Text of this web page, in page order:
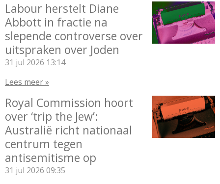
Labour herstelt Diane
Abbott in fractie na
slepende controverse over
uitspraken over Joden
31 jul 2026 13:14
Lees meer »
Royal Commission hoort
over ‘trip the Jew’:
Australië richt nationaal
centrum tegen
antisemitisme op
31 jul 2026 09:35